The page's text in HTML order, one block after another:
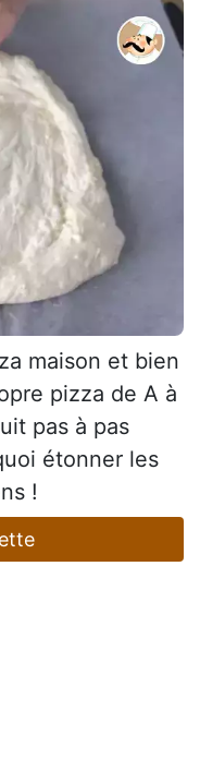
maison et bien
pizza de A à
pas à pas
étonner les
!